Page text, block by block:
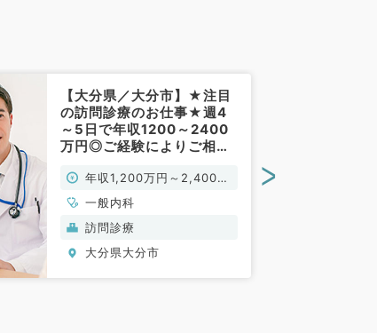
【大分県／大分市】★注目
の訪問診療のお仕事★週4
～5日で年収1200～2400
万円◎ご経験によりご相
内科／常勤）
年収1,200万円～2,400万
一般内科
訪問診療
大分県大分市
>